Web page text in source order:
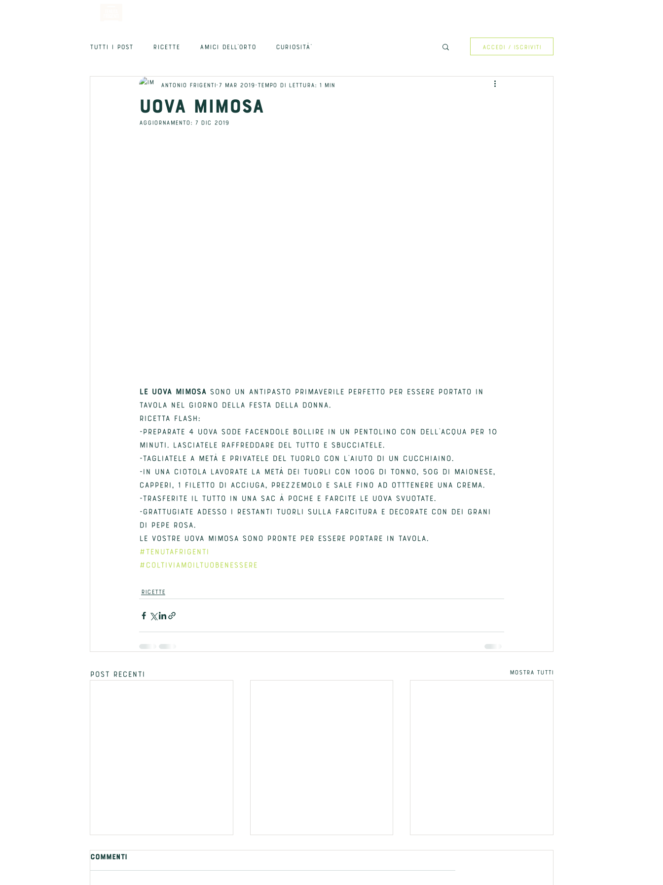
Tutti i post RICETTE AMICI DELL'ORTO CURIOSITÀ' Accedi / Iscriviti
UOVA MIMOSA
Antonio Frigenti 7 mar 2019 Tempo di lettura: 1 min
Aggiornamento: 7 dic 2019
Le uova mimosa sono un antipasto primaverile perfetto per essere portato in
tavola nel giorno della festa della donna.
RICETTA FLASH:
-Preparate 4 uova sode facendole bollire in un pentolino con dell'acqua per 10
minUTI. lasciatele raffreddare del tutto E sbucciatele.
-Tagliatele a metà e privatele del tuorlo con l'aiuto di un cucchiaino.
-In una ciotolA lavorate la metà dei tuorli con 100G DI tonno, 50G DI maionese,
capperi, 1 FILETTO DI acciuga, prezzemolo e sale fino ad otttenere una crema.
-Trasferite il tutto in una sac à poche e farcite le uova svuotate.
-Grattugiate adesso i restanti tuorli sulla farcitura E Decorate con dei grani
di pepe rosa.
Le vostre uova mimosa sono pronte per essere portare in tavola.
#TENUTAFRIGENTI
#COLTIVIAMOILTUOBENESSERE
RICETTE
Post recenti Mostra tutti
Commenti